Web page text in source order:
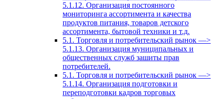
5.1.12. Организация постоянного
мониторинга ассортимента и качества
продуктов питания, товаров детского
ассортимента, бытовой техники и т.д.
5.1. Торговля и потребительский рынок —>
5.1.13. Организация муниципальных и
общественных служб зашиты прав
потребителей.
5.1. Торговля и потребительский рынок —>
5.1.14. Организация подготовки и
переподготовки кадров торговых